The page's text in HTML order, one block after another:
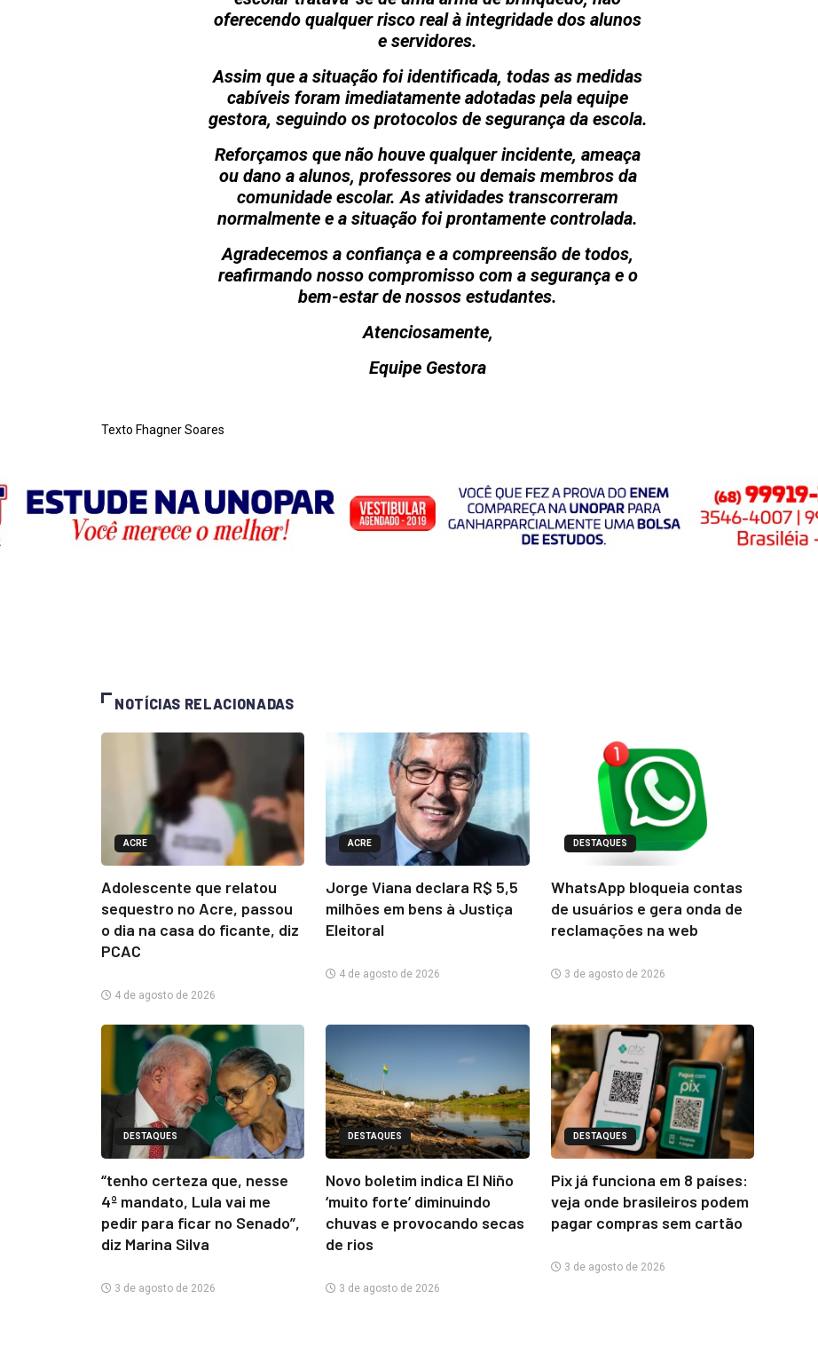
oferecendo qualquer risco real à integridade dos alunos
e servidores.
Assim que a situação foi identificada, todas as medidas
cabíveis foram imediatamente adotadas pela equipe
gestora, seguindo os protocolos de segurança da escola.
Reforçamos que não houve qualquer incidente, ameaça
ou dano a alunos, professores ou demais membros da
comunidade escolar. As atividades transcorreram
normalmente e a situação foi prontamente controlada.
Agradecemos a confiança e a compreensão de todos,
reafirmando nosso compromisso com a segurança e o
bem-estar de nossos estudantes.
Atenciosamente,
Equipe Gestora
Texto Fhagner Soares
NOTÍCIAS RELACIONADAS
ACRE
Adolescente que relatou
sequestro no Acre, passou
o dia na casa do ficante, diz
PCAC
4 de agosto de 2026
ACRE
Jorge Viana declara R$ 5,5
milhões em bens à Justiça
Eleitoral
4 de agosto de 2026
DESTAQUES
WhatsApp bloqueia contas
de usuários e gera onda de
reclamações na web
3 de agosto de 2026
DESTAQUES
“tenho certeza que, nesse
4º mandato, Lula vai me
pedir para ficar no Senado”,
diz Marina Silva
3 de agosto de 2026
DESTAQUES
Novo boletim indica El Niño
‘muito forte’ diminuindo
chuvas e provocando secas
de rios
3 de agosto de 2026
DESTAQUES
Pix já funciona em 8 países:
veja onde brasileiros podem
pagar compras sem cartão
3 de agosto de 2026